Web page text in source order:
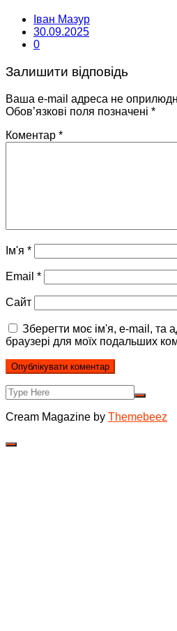
Іван Мазур
30.09.2025
0
Залишити відповідь
Ваша e-mail адреса не
Обов’язкові поля позначені *
Коментар *
Ім'я *
Email *
Сайт
Зберегти моє ім'я, e-mail, та
браузері для моїх подальших
Cream Magazine by Themebeez